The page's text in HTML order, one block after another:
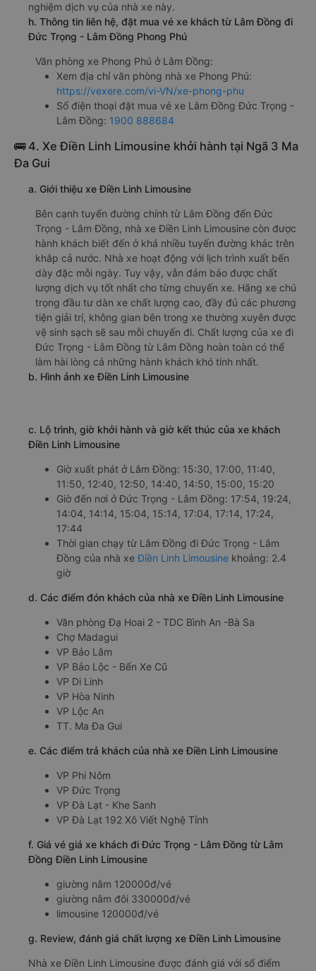
nghiệm dịch vụ của nhà xe này.
h. Thông tin liên hệ, đặt mua vé xe khách từ Lâm Đồng đi
Đức Trọng - Lâm Đồng Phong Phú
Văn phòng xe Phong Phú ở Lâm Đồng:
Xem địa chỉ văn phòng nhà xe Phong Phú:
https://vexere.com/vi-VN/xe-phong-phu
Số điện thoại đặt mua vé xe Lâm Đồng Đức Trọng -
Lâm Đồng: 1900 888684
🚌 4. Xe Điền Linh Limousine khởi hành tại Ngã 3 Ma
Đa Gui
a. Giới thiệu xe Điền Linh Limousine
Bên cạnh tuyến đường chính từ Lâm Đồng đến Đức
Trọng - Lâm Đồng, nhà xe Điền Linh Limousine còn được
hành khách biết đến ở khá nhiều tuyến đường khác trên
khắp cả nước. Nhà xe hoạt động với lịch trình xuất bến
dày đặc mỗi ngày. Tuy vậy, vẫn đảm bảo được chất
lượng dịch vụ tốt nhất cho từng chuyến xe. Hãng xe chú
trọng đầu tư dàn xe chất lượng cao, đầy đủ các phương
tiện giải trí, không gian bên trong xe thường xuyên được
vệ sinh sạch sẽ sau mỗi chuyến đi. Chất lượng của xe đi
Đức Trọng - Lâm Đồng từ Lâm Đồng hoàn toàn có thể
làm hài lòng cả những hành khách khó tính nhất.
b. Hình ảnh xe Điền Linh Limousine
c. Lộ trình, giờ khởi hành và giờ kết thúc của xe khách
Điền Linh Limousine
Giờ xuất phát ở Lâm Đồng: 15:30, 17:00, 11:40,
11:50, 12:40, 12:50, 14:40, 14:50, 15:00, 15:20
Giờ đến nơi ở Đức Trọng - Lâm Đồng: 17:54, 19:24,
14:04, 14:14, 15:04, 15:14, 17:04, 17:14, 17:24,
17:44
Thời gian chạy từ Lâm Đồng đi Đức Trọng - Lâm
Đồng của nhà xeĐiền Linh Limousine khoảng: 2.4
giờ
d. Các điểm đón khách của nhà xe Điền Linh Limousine
Văn phòng Đạ Hoai 2 - TDC Bình An -Bà Sa
Chợ Madagui
VP Bảo Lâm
VP Bảo Lộc - Bến Xe Cũ
VP Di Linh
VP Hòa Ninh
VP Lộc An
TT. Ma Đa Gui
e. Các điểm trả khách của nhà xe Điền Linh Limousine
VP Phi Nôm
VP Đức Trọng
VP Đà Lạt - Khe Sanh
VP Đà Lạt 192 Xô Viết Nghệ Tỉnh
f. Giá vé giá xe khách đi Đức Trọng - Lâm Đồng từ Lâm
Đồng Điền Linh Limousine
giường nằm 120000đ/vé
giường nằm đôi 330000đ/vé
limousine 120000đ/vé
g. Review, đánh giá chất lượng xe Điền Linh Limousine
Nhà xe Điền Linh Limousine được đánh giá với số điểm